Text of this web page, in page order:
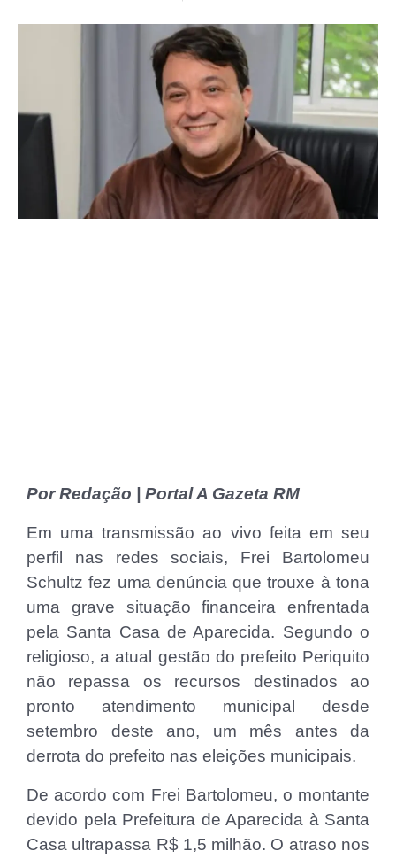
Por Redação | Portal A Gazeta RM
Em uma transmissão ao vivo feita em seu
perfil nas redes sociais, Frei Bartolomeu
Schultz fez uma denúncia que trouxe à tona
uma grave situação financeira enfrentada
pela Santa Casa de Aparecida. Segundo o
religioso, a atual gestão do prefeito Periquito
não repassa os recursos destinados ao
pronto atendimento municipal desde
setembro deste ano, um mês antes da
derrota do prefeito nas eleições municipais.
De acordo com Frei Bartolomeu, o montante
devido pela Prefeitura de Aparecida à Santa
Casa ultrapassa R$ 1,5 milhão. O atraso nos